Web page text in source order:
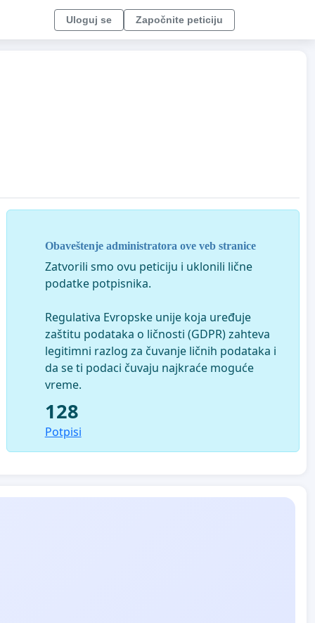
Uloguj se Započnite peticiju
Obaveštenje administratora ove veb stranice
Zatvorili smo ovu peticiju i uklonili lične
podatke potpisnika.
Regulativa Evropske unije koja uređuje
zaštitu podataka o ličnosti (GDPR) zahteva
legitimni razlog za čuvanje ličnih podataka i
da se ti podaci čuvaju najkraće moguće
vreme.
128
Potpisi